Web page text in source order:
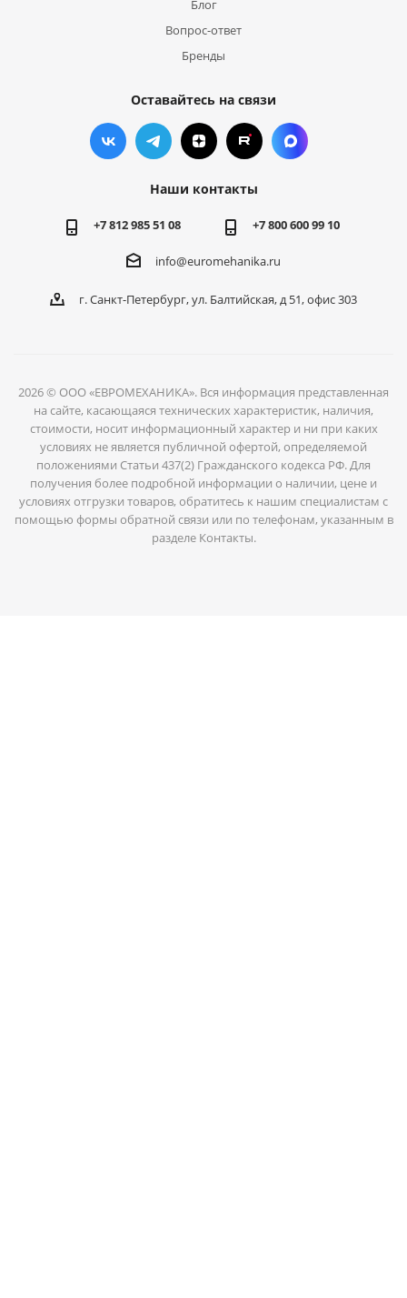
Блог
Вопрос-ответ
Бренды
Оставайтесь на связи
Наши контакты
+7 812 985 51 08 +7 800 600 99 10
info@euromehanika.ru
г. Санкт-Петербург, ул. Балтийская, д 51, офис 303
2026 © ООО «ЕВРОМЕХАНИКА». Вся информация представленная
на сайте, касающаяся технических характеристик, наличия,
стоимости, носит информационный характер и ни при каких
условиях не является публичной офертой, определяемой
положениями Статьи 437(2) Гражданского кодекса РФ. Для
получения более подробной информации о наличии, цене и
условиях отгрузки товаров, обратитесь к нашим специалистам с
помощью формы обратной связи или по телефонам, указанным в
разделе Контакты.